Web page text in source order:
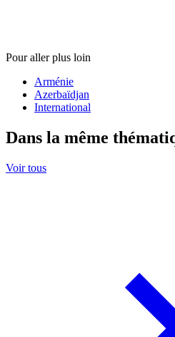
Pour aller plus loin
Arménie
Azerbaïdjan
International
Dans la même
Voir tous